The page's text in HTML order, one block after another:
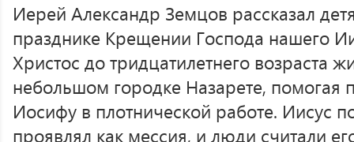
Иерей Александр Земцов рассказал
празднике Крещении Господа нашего
Христос до тридцатилетнего возраста
небольшом городке Назарете, помогая
Иосифу в плотнической работе. Иисус
проявлял как мессия, и люди считали